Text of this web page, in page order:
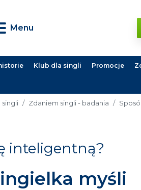
Menu
Klub dla singli Promocje
singli Zdaniem singli - badania
inteligentną?
myśli